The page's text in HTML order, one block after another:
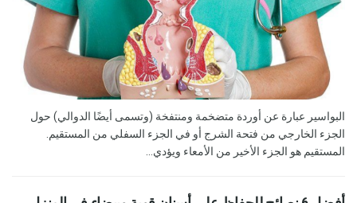
البواسير عبارة عن أوردة متضخمة ومنتفخة (وتسمى أيضًا الدوالي) حول
الجزء الخارجي من فتحة الشرج أو في الجزء السفلي من المستقيم.
المستقيم هو الجزء الأخير من الأمعاء ويؤدي...